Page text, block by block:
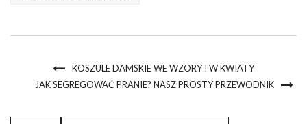
KOSZULE DAMSKIE WE WZORY I W KWIATY
JAK SEGREGOWAĆ PRANIE? NASZ PROSTY PRZEWODNIK